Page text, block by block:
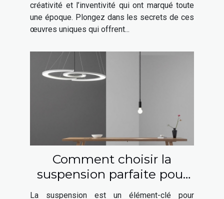
créativité et l’inventivité qui ont marqué toute
une époque. Plongez dans les secrets de ces
œuvres uniques qui offrent...
Comment choisir la
suspension parfaite pour
chaque espace de votre
La suspension est un élément-clé pour